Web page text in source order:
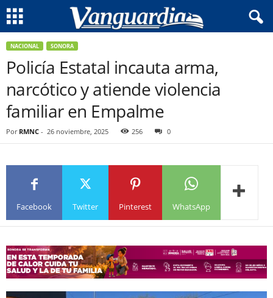
NACIONAL SONORA
Policía Estatal incauta arma,
narcótico y atiende violencia
familiar en Empalme
Por RMNC - 26 noviembre, 2025 256 0
Facebook Twitter Pinterest WhatsApp